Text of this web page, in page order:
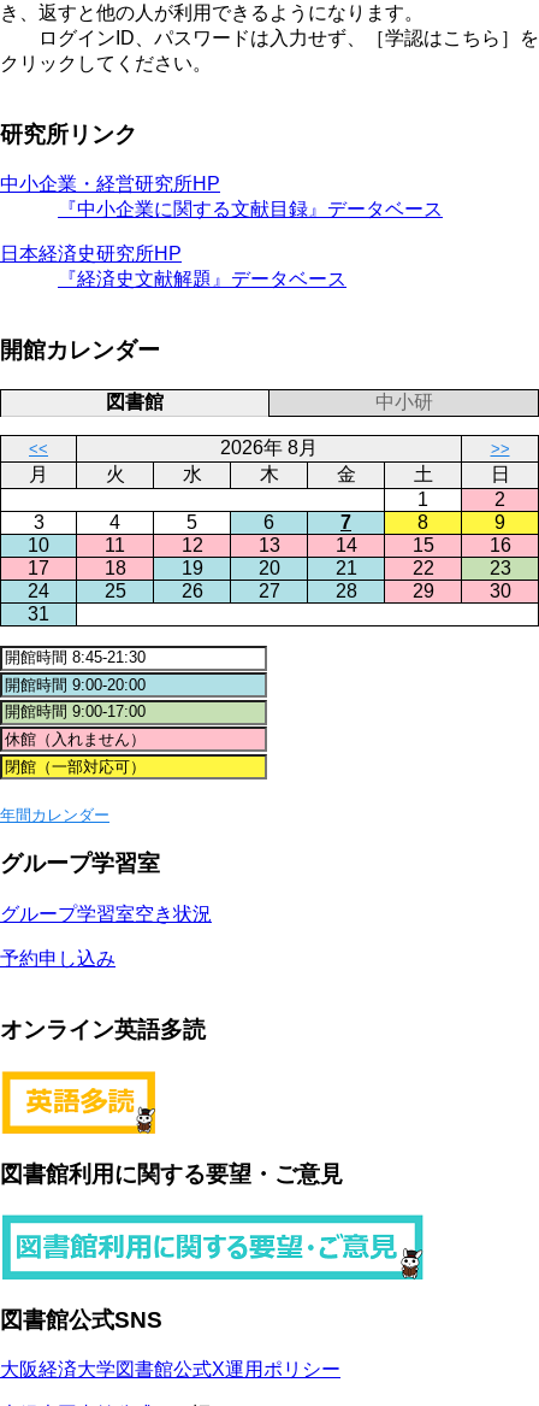
き、返すと他の人が利用できるようになります。
ログインID、パスワードは入力せず、［学認はこちら］を
クリックしてください。
研究所リンク
中小企業・経営研究所HP
『中小企業に関する文献目録』データベース
日本経済史研究所HP
『経済史文献解題』データベース
開館カレンダー
図書館 中小研
<< 2026年 8月 >>
月 火 水 木 金 土
日
1
2
3
4 5 6 7 8
9
10
11 12 13 14 15
16
17
18 19 20 21 22
23
24
25 26 27 28 29
30
31
年間カレンダー
グループ学習室
グループ学習室空き状況
予約申し込み
オンライン英語多読
図書館利用に関する要望・ご意見
図書館公式SNS
大阪経済大学図書館公式X運用ポリシー